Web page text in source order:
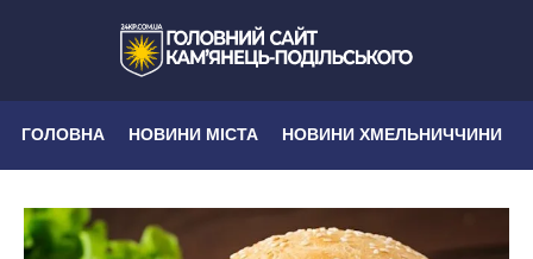
ГОЛОВНА НОВИНИ МІСТА НОВИНИ ХМЕЛЬНИЧЧИНИ